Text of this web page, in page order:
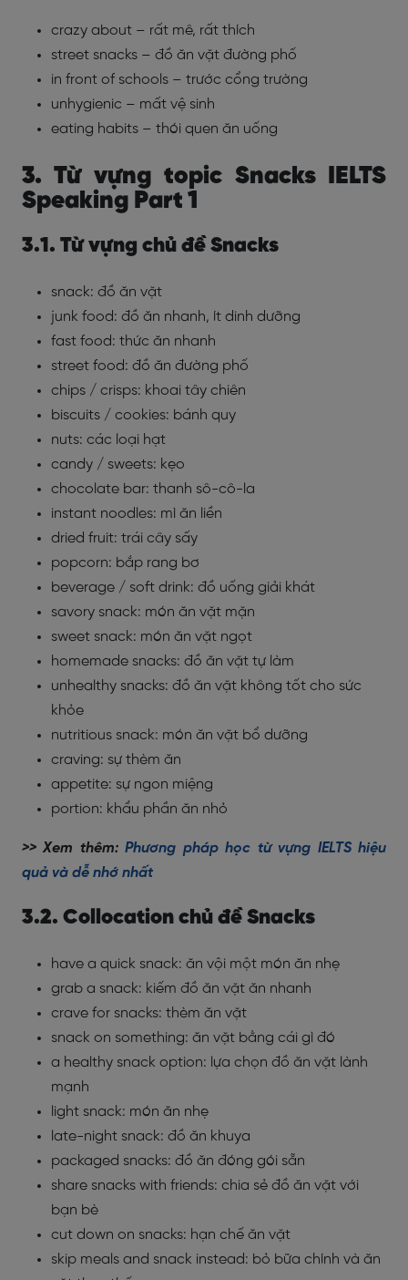
crazy about – rất mê, rất thích
street snacks – đồ ăn vặt đường phố
in front of schools – trước cổng trường
unhygienic – mất vệ sinh
eating habits – thói quen ăn uống
3. Từ vựng topic Snacks IELTS
Speaking Part 1
3.1. Từ vựng chủ đề Snacks
snack: đồ ăn vặt
junk food: đồ ăn nhanh, ít dinh dưỡng
fast food: thức ăn nhanh
street food: đồ ăn đường phố
chips / crisps: khoai tây chiên
biscuits / cookies: bánh quy
nuts: các loại hạt
candy / sweets: kẹo
chocolate bar: thanh sô-cô-la
instant noodles: mì ăn liền
dried fruit: trái cây sấy
popcorn: bắp rang bơ
beverage / soft drink: đồ uống giải khát
savory snack: món ăn vặt mặn
sweet snack: món ăn vặt ngọt
homemade snacks: đồ ăn vặt tự làm
unhealthy snacks: đồ ăn vặt không tốt cho sức
khỏe
nutritious snack: món ăn vặt bổ dưỡng
craving: sự thèm ăn
appetite: sự ngon miệng
portion: khẩu phần ăn nhỏ
>> Xem thêm:Phương pháp học từ vựng IELTS hiệu
quả và dễ nhớ nhất
3.2. Collocation chủ đề Snacks
have a quick snack: ăn vội một món ăn nhẹ
grab a snack: kiếm đồ ăn vặt ăn nhanh
crave for snacks: thèm ăn vặt
snack on something: ăn vặt bằng cái gì đó
a healthy snack option: lựa chọn đồ ăn vặt lành
mạnh
light snack: món ăn nhẹ
late-night snack: đồ ăn khuya
packaged snacks: đồ ăn đóng gói sẵn
share snacks with friends: chia sẻ đồ ăn vặt với
bạn bè
cut down on snacks: hạn chế ăn vặt
skip meals and snack instead: bỏ bữa chính và ăn